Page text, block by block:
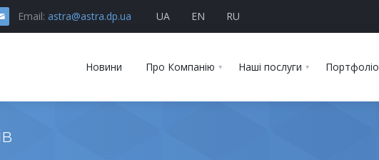
Email: astra@astra.dp.ua UA EN RU
Новини Про Компанію Наші послуги Портфоліо